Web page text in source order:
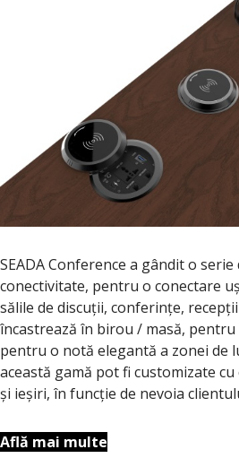
SEADA Conference a gândit o
conectivitate, pentru o conectare
sălile de discuții, conferințe,
încastrează în birou / masă,
pentru o notă elegantă a zonei de
această gamă pot fi customizate
și ieșiri, în funcție de nevoia
Află mai multe